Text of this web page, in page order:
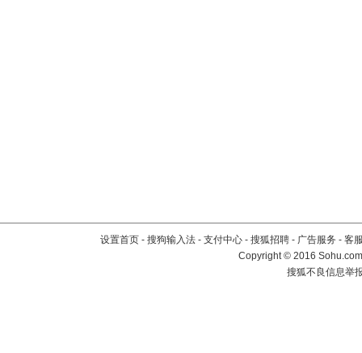
设置首页 - 搜狗输入法 - 支付中心 - 搜狐招聘 - 广告服务 - 客
Copyright©2016
搜狐不良信息举